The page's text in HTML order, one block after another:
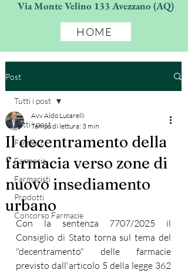
Via Monte Velino 133 Avezzano (AQ)
HOME
Post
Tutti i post
Farmaci
Farmacia
Farmacisti
Prodotti
Concorso Farmacie
Tutti i post
Il decentramento della
farmacia verso zone di
nuovo insediamento
urbano
Avv Aldo Lucarelli
Tempo di lettura: 3 min
Con la sentenza 7707/2025 il
Consiglio di Stato torna sul tema del
"decentramento" delle farmacie
previsto dall'articolo 5 della legge 362